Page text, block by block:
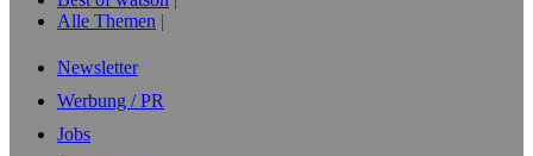
Alle Themen
Newsletter
Werbung / PR
Jobs